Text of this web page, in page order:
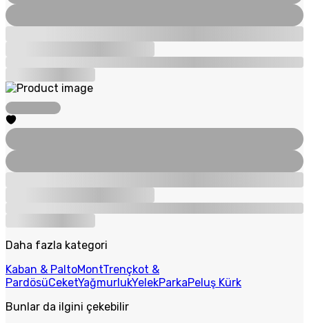
Daha fazla kategori
Kaban & PaltoMontTrençkot &
PardösüCeketYağmurlukYelekParkaPeluş Kürk
Bunlar da ilgini çekebilir